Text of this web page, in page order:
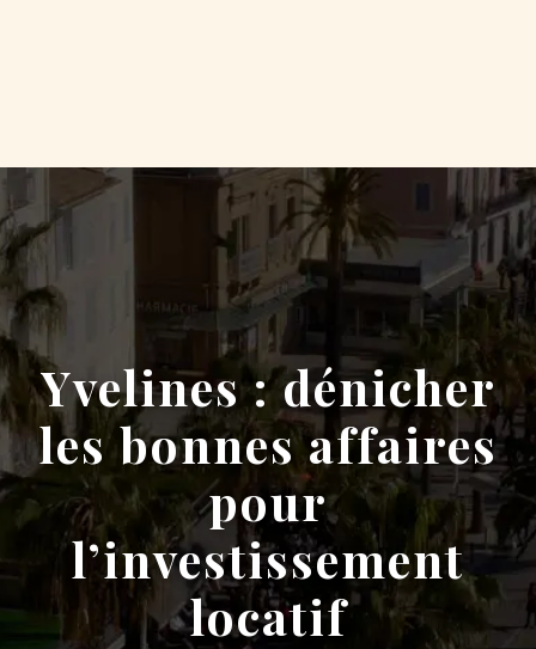
Yvelines : dénicher
les bonnes affaires
pour
l’investissement
locatif